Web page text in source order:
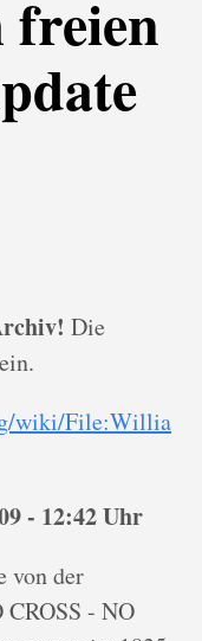
freien
Die
- 12:42 Uhr
von der
CROSS - NO